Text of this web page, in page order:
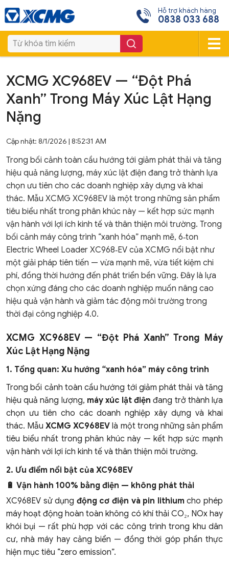
Hỗ trợ khách hàng
0838 033 688
XCMG XC968EV — “Đột Phá
Xanh” Trong Máy Xúc Lật Hạng
Nặng
Cập nhật: 8/1/2026 | 8:52:31 AM
Trong bối cảnh toàn cầu hướng tới giảm phát thải và tăng
hiệu quả năng lượng, máy xúc lật điện đang trở thành lựa
chọn ưu tiên cho các doanh nghiệp xây dựng và khai
thác. Mẫu XCMG XC968EV là một trong những sản phẩm
tiêu biểu nhất trong phân khúc này — kết hợp sức mạnh
vận hành với lợi ích kinh tế và thân thiện môi trường. Trong
bối cảnh máy công trình “xanh hóa” mạnh mẽ, 6‑ton
Electric Wheel Loader XC968‑EV của XCMG nổi bật như
một giải pháp tiên tiến — vừa mạnh mẽ, vừa tiết kiệm chi
phí, đồng thời hướng đến phát triển bền vững. Đây là lựa
chọn xứng đáng cho các doanh nghiệp muốn nâng cao
hiệu quả vận hành và giảm tác động môi trường trong
thời đại công nghiệp 4.0.
XCMG XC968EV — “Đột Phá Xanh” Trong Máy
Xúc Lật Hạng Nặng
1. Tổng quan: Xu hướng “xanh hóa” máy công trình
Trong bối cảnh toàn cầu hướng tới giảm phát thải và tăng
hiệu quả năng lượng, máy xúc lật điện đang trở thành lựa
chọn ưu tiên cho các doanh nghiệp xây dựng và khai
thác. MẫuXCMG XC968EV là một trong những sản phẩm
tiêu biểu nhất trong phân khúc này — kết hợp sức mạnh
vận hành với lợi ích kinh tế và thân thiện môi trường.
2. Ưu điểm nổi bật của XC968EV
🔋 Vận hành 100% bằng điện — không phát thải
XC968EV sử dụng động cơ điện và pin lithium cho phép
máy hoạt động hoàn toàn không có khí thải CO₂, NOx hay
khói bụi — rất phù hợp với các công trình trong khu dân
cư, nhà máy hay cảng biển — đồng thời góp phần thực
hiện mục tiêu “zero emission”.